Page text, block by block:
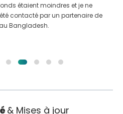
étaient moindres et je ne
contacté par un partenaire de
Bangladesh.
& Mises à jour